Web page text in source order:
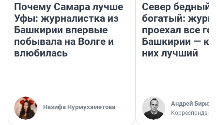
Почему Самара лучше
Уфы: журналистка из
Башкирии впервые
побывала на Волге и
влюбилась
Назифа Нурмухаметова
Север бедный,
богатый:
проехал все
Башкирии —
них лучший
Андрей
Корреспондент